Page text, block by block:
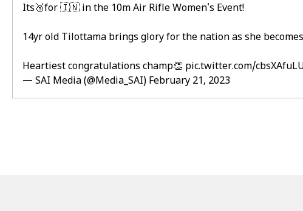
Its🥉for 🇮🇳 in the 10m Air Rifle Women's Event!
14yr old Tilottama brings glory for the nation as she
Heartiest congratulations champ👏 pic.twitter.com/
— SAI Media (@Media_SAI) February 21, 2023